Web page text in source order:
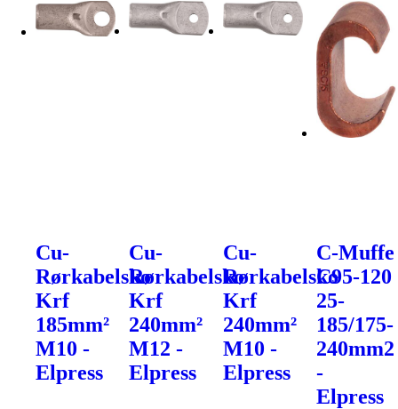
Cu-
Rørkabelsko
Krf
185mm²
M10 -
Elpress
Cu-
Rørkabelsko
Krf
240mm²
M12 -
Elpress
Cu-
Rørkabelsko
Krf
240mm²
M10 -
Elpress
C-Muffe
C95-120
25-
185/175-
240mm2
-
Elpress